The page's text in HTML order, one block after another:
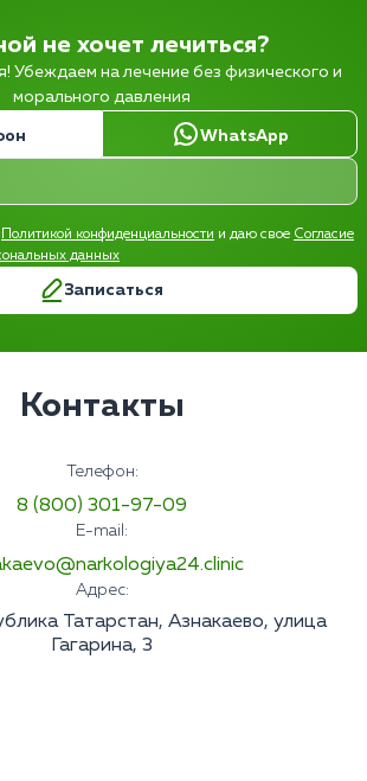
не хочет лечиться?
Убеждаем на лечение без физического и
морального давления
WhatsApp
Политикой конфиденциальности и даю свое Согласие
данных
Записаться
Контакты
Телефон:
8 (800) 301-97-09
E-mail:
Адрес:
Татарстан, Азнакаево, улица
Гагарина, 3